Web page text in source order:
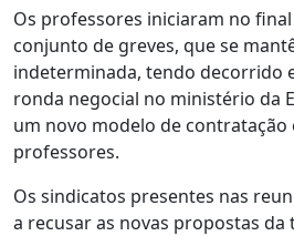
Os professores iniciaram no
conjunto de greves, que se
indeterminada, tendo decorrido
ronda negocial no ministério da
um novo modelo de contratação
professores.
Os sindicatos presentes nas
a recusar as novas propostas